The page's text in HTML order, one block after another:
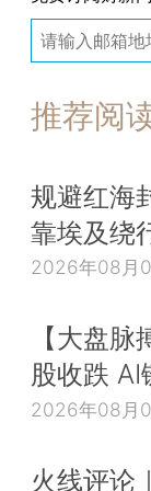
推荐阅
规避红海
靠埃及绕
2026年08月
【大盘
股收跌 AI
2026年08月
火线评论